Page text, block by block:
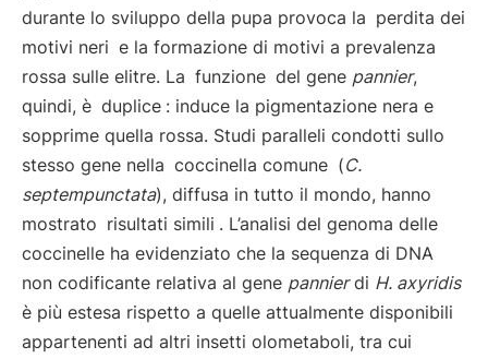
durante lo sviluppo della pupa provoca la perdita dei
motivi neri e la formazione di motivi a prevalenza
rossa sulle elitre. La funzione del gene pannier,
quindi, è duplice : induce la pigmentazione nera e
sopprime quella rossa. Studi paralleli condotti sullo
stesso gene nella coccinella comune (C.
septempunctata), diffusa in tutto il mondo, hanno
mostrato risultati simili . L’analisi del genoma delle
coccinelle ha evidenziato che la sequenza di DNA
non codificante relativa al gene pannierdi H. axyridis
è più estesa rispetto a quelle attualmente disponibili
appartenenti ad altri insetti olometaboli, tra cui